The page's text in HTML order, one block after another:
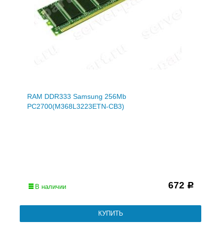
RAM DDR333 Samsung 256Mb
PC2700(M368L3223ETN-CB3)
В наличии 672 Р